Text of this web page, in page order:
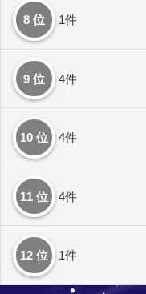
8 位 1件
9 位 4件
10 位 4件
11 位 4件
12 位 1件